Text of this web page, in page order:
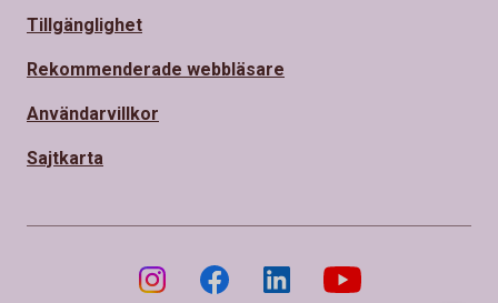
Tillgänglighet
Rekommenderade webbläsare
Användarvillkor
Sajtkarta